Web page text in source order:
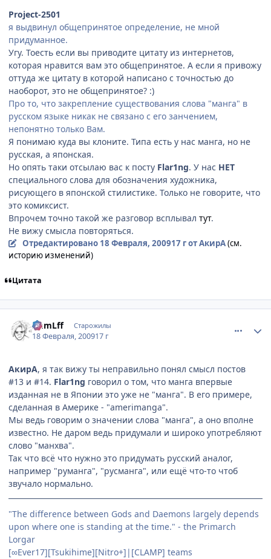
Project-2501
я выдвинул общепринятое определение, не мной
придуманное.
Угу. Тоесть если вы приводите цитату из интернетов,
которая нравится вам это общепринятое. А если я привожу
оттуда же цитату в которой написано с точностью до
наоборот, это не общепринятое? :)
Про то, что закрепление существования слова "манга" в
русском языке никак не связано с его занчением,
непонятно только Вам.
Я понимаю куда вы клоните. Типа есть у нас манга, но не
русская, а японская.
Но опять таки отсылаю вас к посту Flar1ng. У нас НЕТ
специального слова для обозначения художника,
рисующего в японской стилистике. Только не говорите, что
это комиксист.
Впрочем точно такой же разговор всплывал тут.
Не вижу смысла повторяться.
Отредактировано 18 Февраля, 200917 гот АкирА(см.
историю изменений)
Цитата
ImmLff Старожилы
18 Февраля, 200917 г
АкирА, я так вижу ты неправильно понял смысл постов
#13 и #14. Flar1ng говорил о том, что манга впервые
изданная не в Японии это уже не "манга". В его примере,
сделанная в Америке - "amerimanga".
Мы ведь говорим о значении слова "манга", а оно вполне
известно. Не даром ведь придумали и широко употребляют
слово "манхва".
Так что всё что нужно это придумать русский аналог,
например "руманга", "русманга", или ещё что-то чтоб
звучало нормально.
"The difference between Gods and Daemons largely depends
upon where one is standing at the time." - the Primarch
Lorgar
[∞Ever17][Tsukihime][Nitro+]|[CLAMP] teams